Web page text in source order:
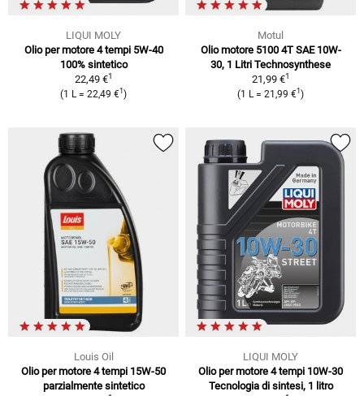
LIQUI MOLY
Olio per motore 4 tempi 5W-40
100% sintetico
22,49 €1
(1 L = 22,49 €1 )
Motul
Olio motore 5100 4T SAE 10W-
30, 1 Litri Technosynthese
21,99 €1
(1 L = 21,99 €1 )
Louis Oil
Olio per motore 4 tempi 15W-50
parzialmente sintetico
LIQUI MOLY
Olio per motore 4 tempi 10W-30
Tecnologia di sintesi, 1 litro